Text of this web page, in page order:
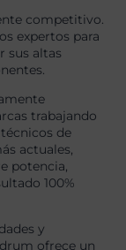
competitivo.
expertos para
sus altas
trabajando
de
actuales,
potencia,
100%
y
ofrece un